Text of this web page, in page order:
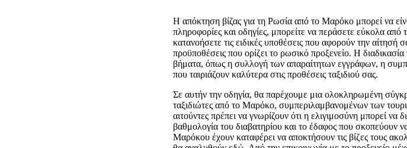
Η απόκτηση βίζας για τη Ρωσία από το Μαρόκο μπορεί να
πληροφορίες και οδηγίες, μπορείτε να περάσετε εύκολα
κατανοήσετε τις ειδικές υποθέσεις που αφορούν την αίτησή
προϋποθέσεις που ορίζει το ρωσικό προξενείο. Η
βήματα, όπως η συλλογή των απαραίτητων εγγράφων, η
που ταιριάζουν καλύτερα στις προθέσεις ταξιδιού σας.
Σε αυτήν την οδηγία, θα παρέχουμε μια ολοκληρωμένη
ταξιδιώτες από το Μαρόκο, συμπεριλαμβανομένων των
αιτούντες πρέπει να γνωρίζουν ότι η ελιγιμοσύνη μπορεί
βαθμολογία του διαβατηρίου και το έδαφος που σκοπεύουν
Μαρόκου έχουν καταφέρει να αποκτήσουν τις βίζες τους